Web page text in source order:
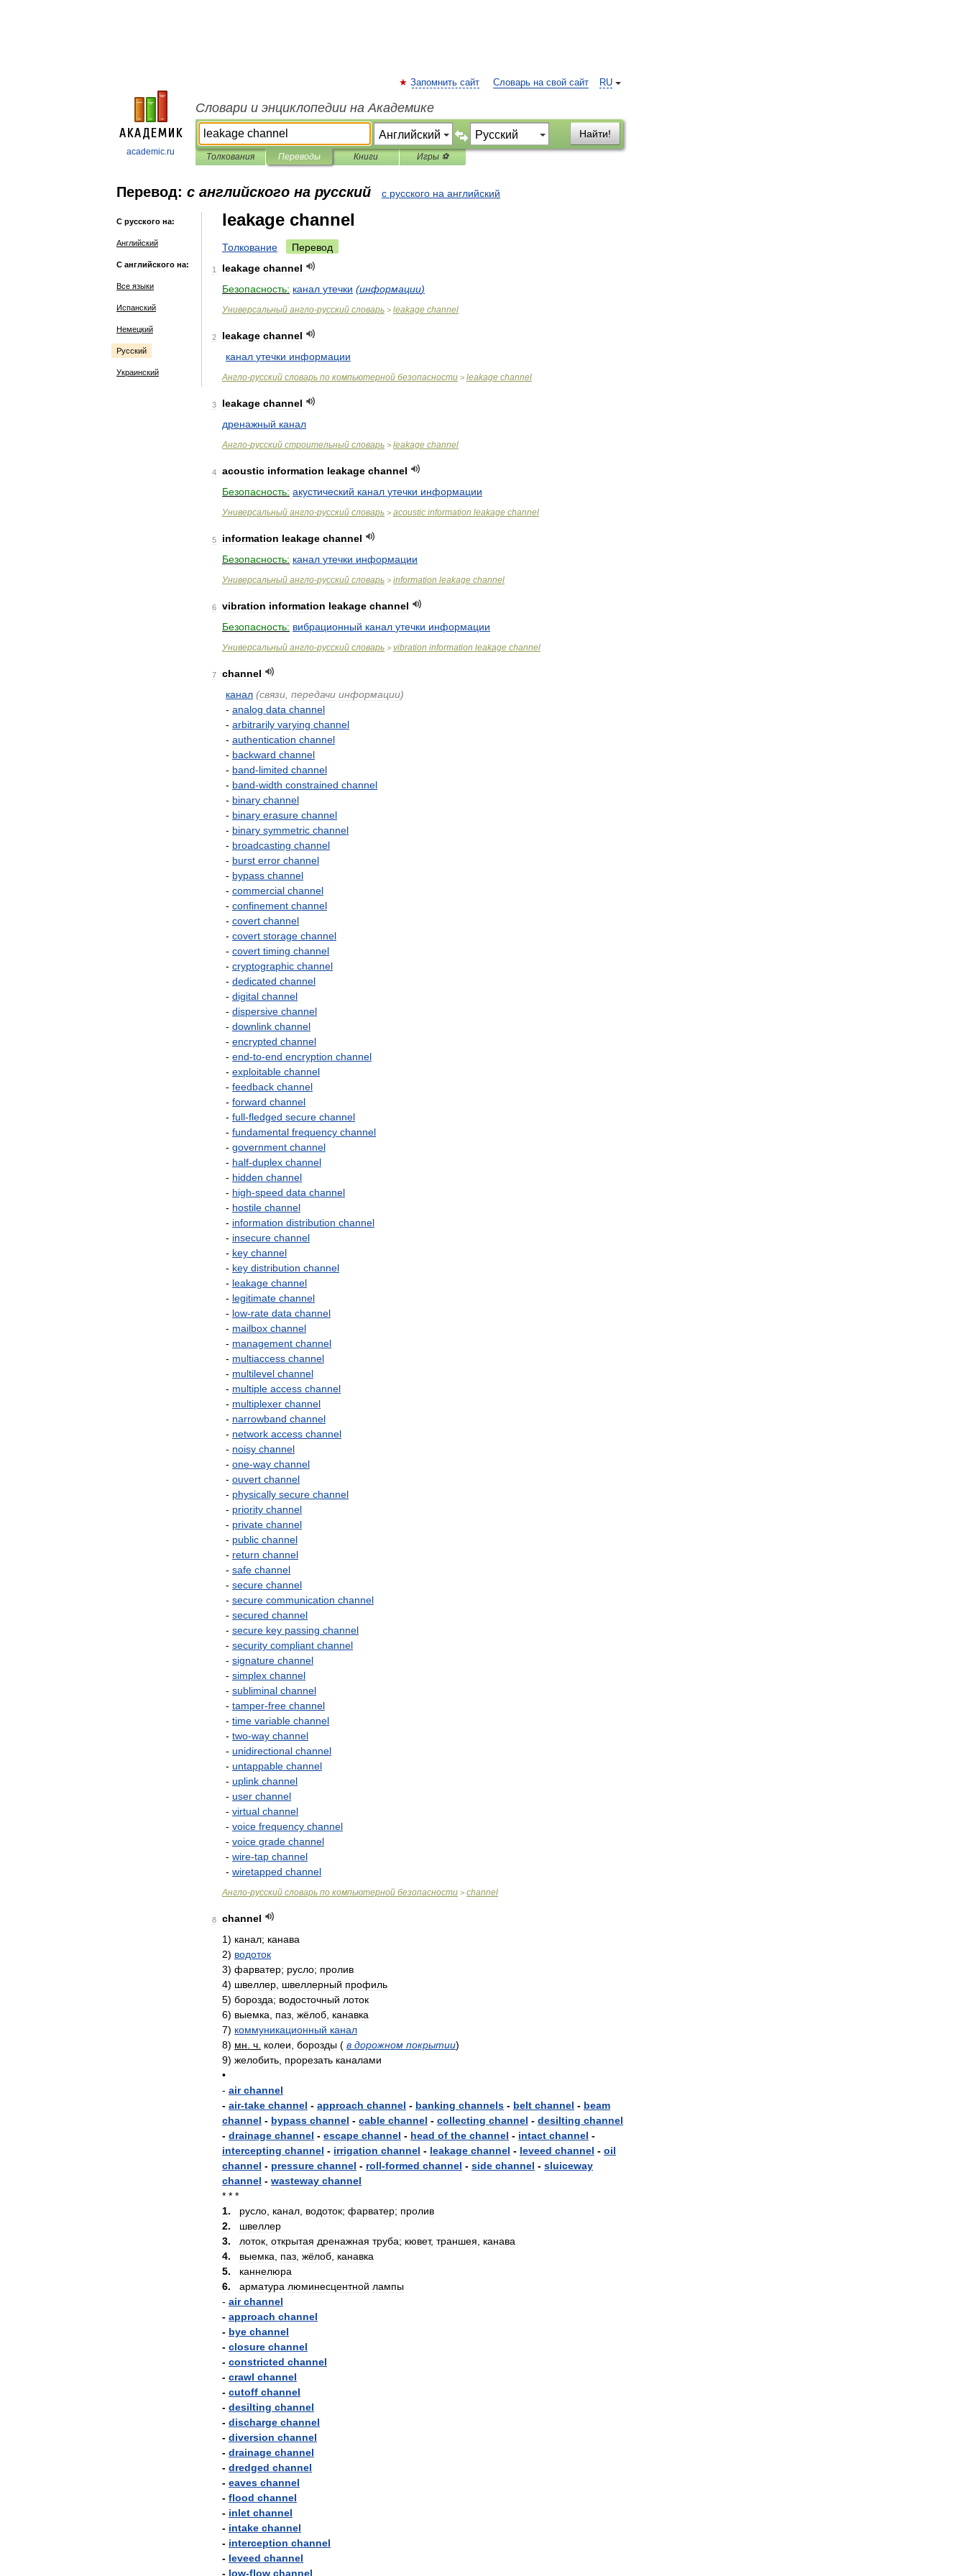
academic.ru
RU
Запомнить сайт Словарь на свой сайт
Словари и энциклопедии на Академике
Найти!
Толкования Переводы Книги Игры ⚽
Перевод: с английского на русский с русского на английский
С русского на:
Английский
С английского на:
Все языки
Испанский
Немецкий
Русский
Украинский
leakage channel
Толкование Перевод
1 leakage channel
Безопасность: канал утечки (информации)
Универсальный англо-русский словарь > leakage channel
2 leakage channel
канал утечки информации
Англо-русский словарь по компьютерной безопасности > leakage channel
3 leakage channel
дренажный канал
Англо-русский строительный словарь > leakage channel
4 acoustic information leakage channel
Безопасность: акустический канал утечки информации
Универсальный англо-русский словарь > acoustic information leakage channel
5 information leakage channel
Безопасность: канал утечки информации
Универсальный англо-русский словарь > information leakage channel
6 vibration information leakage channel
Безопасность: вибрационный канал утечки информации
Универсальный англо-русский словарь > vibration information leakage channel
7
channel
канал (связи передачи информации)
- analog data channel
- arbitrarily varying channel
- authentication channel
- backward channel
- band-limited channel
- band-width constrained channel
- binary channel
- binary erasure channel
- binary symmetric channel
- broadcasting channel
- burst error channel
- bypass channel
- commercial channel
- confinement channel
- covert channel
- covert storage channel
- covert timing channel
- cryptographic channel
- dedicated channel
- digital channel
- dispersive channel
- downlink channel
- encrypted channel
- end-to-end encryption channel
- exploitable channel
- feedback channel
- forward channel
- full-fledged secure channel
- fundamental frequency channel
- government channel
- half-duplex channel
- hidden channel
- high-speed data channel
- hostile channel
- information distribution channel
- insecure channel
- key channel
- key distribution channel
- leakage channel
- legitimate channel
- low-rate data channel
- mailbox channel
- management channel
- multiaccess channel
- multilevel channel
- multiple access channel
- multiplexer channel
- narrowband channel
- network access channel
- noisy channel
- one-way channel
- ouvert channel
- physically secure channel
- priority channel
- private channel
- public channel
- return channel
- safe channel
- secure channel
- secure communication channel
- secured channel
- secure key passing channel
- security compliant channel
- signature channel
- simplex channel
- subliminal channel
- tamper-free channel
- time variable channel
- two-way channel
- unidirectional channel
- untappable channel
- uplink channel
- user channel
- virtual channel
- voice frequency channel
- voice grade channel
- wire-tap channel
- wiretapped channel
Англо-русский словарь по компьютерной безопасности > channel
8
channel
1) канал; канава
2) водоток
3) фарватер; русло; пролив
4) швеллер швеллерный профиль
5) борозда; водосточный лоток
6) выемка паз жёлоб канавка
7) коммуникационный канал
8) мн ч колеи борозды ( в дорожном покрытии)
9) желобить прорезать каналами
•
- air channel
- air-take channel - approach channel - banking channels - belt channel - beam
channel - bypass channel - cable channel - collecting channel - desilting channel
- drainage channel - escape channel - head of the channel - intact channel -
intercepting channel - irrigation channel - leakage channel - leveed channel - oil
channel - pressure channel - roll-formed channel - side channel - sluiceway
channel - wasteway channel
* * *
1. русло канал водоток; фарватер; пролив
2.
швеллер
3. лоток открытая дренажная труба; кювет, траншея
канава
4. выемка паз жёлоб канавка
5.
каннелюра
6. арматура люминесцентной лампы
- air channel
- approach channel
- bye channel
- closure channel
- constricted channel
- crawl channel
- cutoff channel
- desilting channel
- discharge channel
- diversion channel
- drainage channel
- dredged channel
- eaves channel
- flood channel
- inlet channel
- intake channel
- interception channel
- leveed channel
- low-flow channel